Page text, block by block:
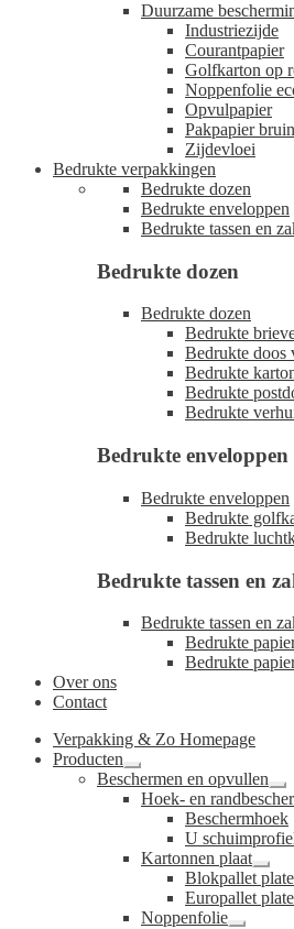
Duurzame
Industriezijde
Courantpapier
Golfkarton op
Noppenfolie
Opvulpapier
Pakpapier bruin
Zijdevloei
Bedrukte verpakkingen
Bedrukte dozen
Bedrukte enveloppen
Bedrukte tassen en
Bedrukte dozen
Bedrukte dozen
Bedrukte
Bedrukte doos
Bedrukte
Bedrukte
Bedrukte
Bedrukte enveloppen
Bedrukte enveloppen
Bedrukte
Bedrukte
Bedrukte tassen en
Bedrukte tassen en
Bedrukte
Bedrukte
Over ons
Contact
Verpakking & Zo Homepage
Producten
Submenu
uitvouwen
Beschermen en opvullen
Hoek- en
Beschermhoek
U
Kartonnen plaat
Blokpallet
Europallet
Noppenfolie